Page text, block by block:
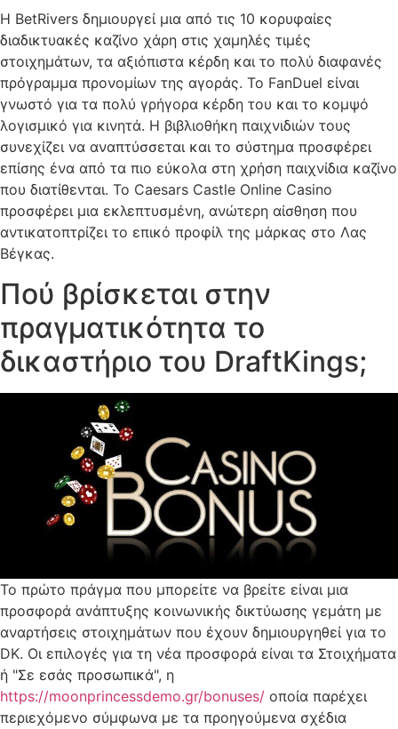
Η BetRivers δημιουργεί μια από τις 10 κορυφαίες
διαδικτυακές καζίνο χάρη στις χαμηλές τιμές
στοιχημάτων, τα αξιόπιστα κέρδη και το πολύ διαφανές
πρόγραμμα προνομίων της αγοράς. Το FanDuel είναι
γνωστό για τα πολύ γρήγορα κέρδη του και το κομψό
λογισμικό για κινητά. Η βιβλιοθήκη παιχνιδιών τους
συνεχίζει να αναπτύσσεται και το σύστημα προσφέρει
επίσης ένα από τα πιο εύκολα στη χρήση παιχνίδια καζίνο
που διατίθενται. Το Caesars Castle Online Casino
προσφέρει μια εκλεπτυσμένη, ανώτερη αίσθηση που
αντικατοπτρίζει το επικό προφίλ της μάρκας στο Λας
Βέγκας.
Πού βρίσκεται στην
πραγματικότητα το
δικαστήριο του DraftKings;
Το πρώτο πράγμα που μπορείτε να βρείτε είναι μια
προσφορά ανάπτυξης κοινωνικής δικτύωσης γεμάτη με
αναρτήσεις στοιχημάτων που έχουν δημιουργηθεί για το
DK. Οι επιλογές για τη νέα προσφορά είναι τα Στοιχήματα
ή "Σε εσάς προσωπικά", η
https://moonprincessdemo.gr/bonuses/ οποία παρέχει
περιεχόμενο σύμφωνα με τα προηγούμενα σχέδια